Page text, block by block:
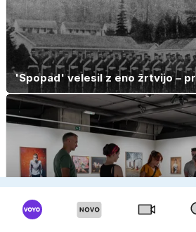
'Spopad' velesil z eno žrtvijo –
OGLAS
Kam v Ljubljani poleti? Od
sodobne umetnosti in večernih